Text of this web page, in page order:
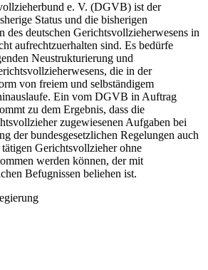
e. V. (DGVB) ist der
Status und die bisherigen
des deutschen Gerichtsvollzieherwesens in
aufrechtzuerhalten sind. Es bedürfe
Neustrukturierung und
die in der
von freiem und selbständigem
Ein vom DGVB in Auftrag
zu dem Ergebnis, dass die
zugewiesenen Aufgaben bei
der bundesgesetzlichen Regelungen auch
Gerichtsvollzieher ohne
werden können, der mit
Befugnissen beliehen ist.